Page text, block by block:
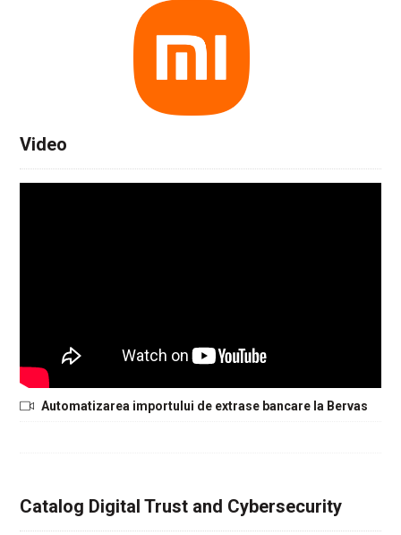
Video
Automatizarea importului de extrase bancare la Bervas
Catalog Digital Trust and Cybersecurity